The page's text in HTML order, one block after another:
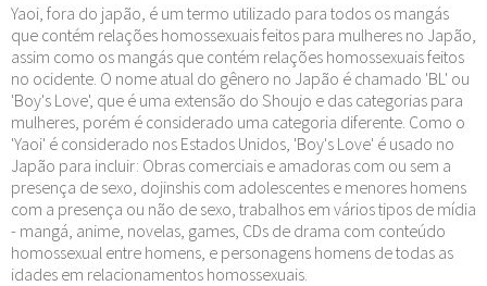
Yaoi, fora do japão, é um termo utilizado para todos os mangás
que contém relações homossexuais feitos para mulheres no Japão,
assim como os mangás que contém relações homossexuais feitos
no ocidente. O nome atual do gênero no Japão é chamado 'BL' ou
'Boy's Love', que é uma extensão do Shoujo e das categorias para
mulheres, porém é considerado uma categoria diferente. Como o
'Yaoi' é considerado nos Estados Unidos, 'Boy's Love' é usado no
Japão para incluir: Obras comerciais e amadoras com ou sem a
presença de sexo, dojinshis com adolescentes e menores homens
com a presença ou não de sexo, trabalhos em vários tipos de mídia
- mangá, anime, novelas, games, CDs de drama com conteúdo
homossexual entre homens, e personagens homens de todas as
idades em relacionamentos homossexuais.